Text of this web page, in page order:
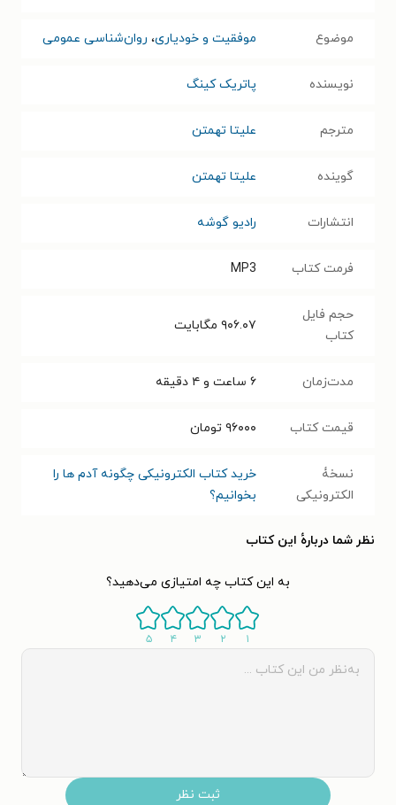
موضوع موفقیت و خودیاری، روان‌شناسی عمومی
نویسنده پاتریک کینگ
مترجم علیتا تهمتن
گوینده علیتا تهمتن
انتشارات رادیو گوشه
فرمت کتاب MP3
حجم فایل
کتاب
۹۰۶.۰۷ مگابایت
مدت‌زمان ۶ ساعت و ۴ دقیقه
قیمت کتاب ۹۶۰۰۰ تومان
نسخۀ
الکترونیکی
خرید کتاب الکترونیکی چگونه آدم ها را
بخوانیم؟
نظر شما دربارهٔ این کتاب
به این کتاب چه امتیازی می‌دهید؟
۱ ۲ ۳ ۴ ۵
ثبت نظر